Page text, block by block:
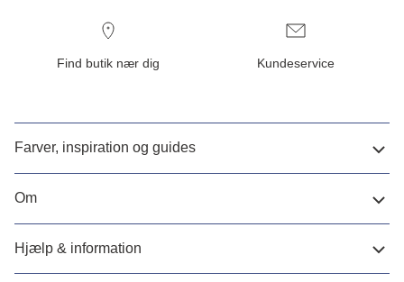
Find butik nær dig Kundeservice
Farver, inspiration og guides
Om
Hjælp & information